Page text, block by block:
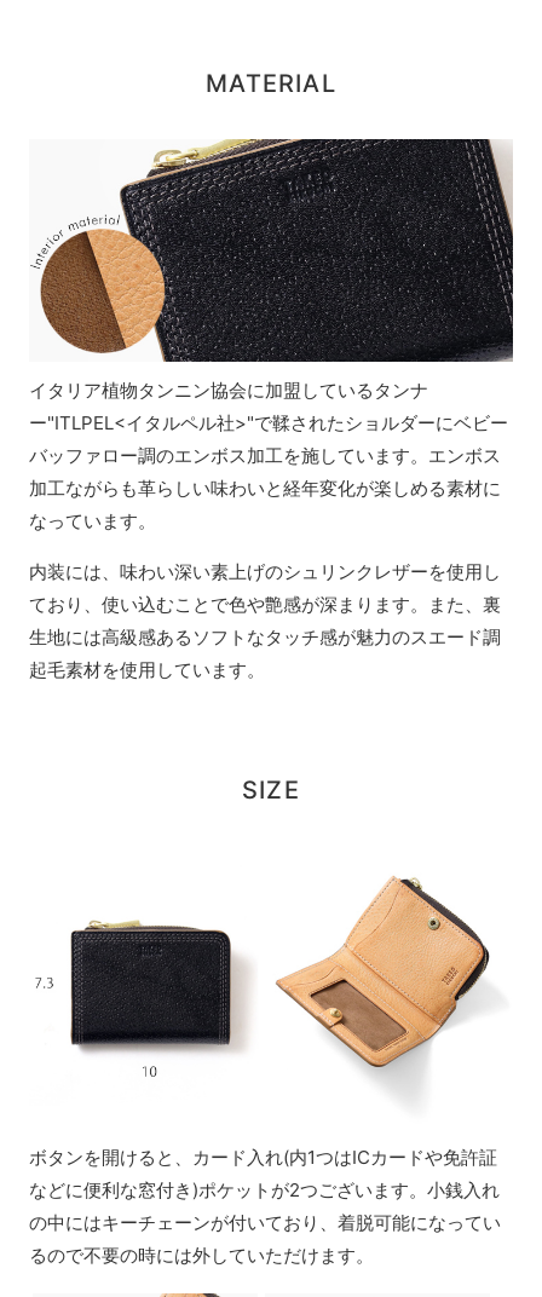
MATERIAL
イタリア植物タンニン協会に加盟しているタンナ
ー"ITLPEL<イタルペル社>"で鞣されたショルダーにベビー
バッファロー調のエンボス加工を施しています。エンボス
加工ながらも革らしい味わいと経年変化が楽しめる素材に
なっています。
内装には、味わい深い素上げのシュリンクレザーを使用し
ており、使い込むことで色や艶感が深まります。また、裏
生地には高級感あるソフトなタッチ感が魅力のスエード調
起毛素材を使用しています。
SIZE
ボタンを開けると、カード入れ(内1つはICカードや免許証
などに便利な窓付き)ポケットが2つございます。小銭入れ
の中にはキーチェーンが付いており、着脱可能になってい
るので不要の時には外していただけます。